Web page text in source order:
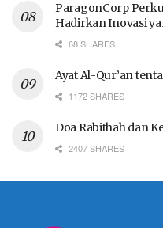
ParagonCorp
Hadirkan Inovasi
68 SHARES
Ayat Al-Qur’an
1172 SHARES
Doa Rabithah dan
2407 SHARES